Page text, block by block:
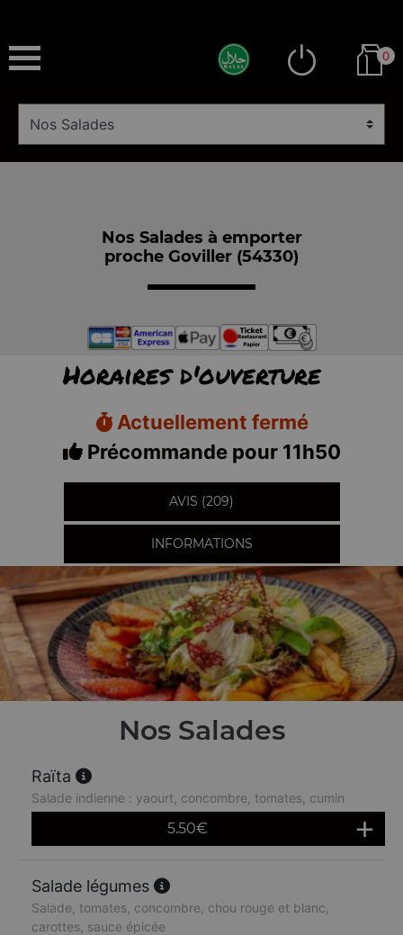
0
Nos Salades à emporter
proche Goviller (54330)
Horaires d'ouverture
Actuellement fermé
Précommande pour 11h50
AVIS (209)
INFORMATIONS
Nos Salades
Raïta
Salade indienne : yaourt, concombre, tomates, cumin
5.50€
Salade légumes
Salade, tomates, concombre, chou rouge et blanc,
carottes, sauce épicée